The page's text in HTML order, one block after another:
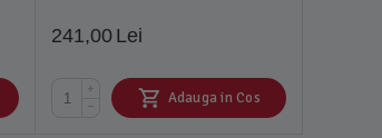
241,00 Lei
+
−
Adauga in Cos